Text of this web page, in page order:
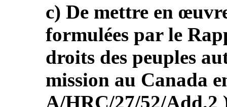
c) De mettre en
formulées par le
droits des peuples
mission au Canada
A/HRC/27/52/Add.2